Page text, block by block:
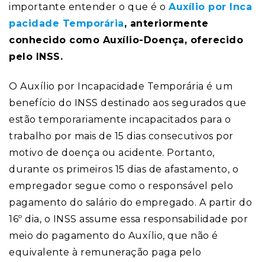
importante entender o que é o Auxílio por Inca
pacidade Temporária, anteriormente
conhecido como Auxílio-Doença, oferecido
pelo INSS.
O Auxílio por Incapacidade Temporária é um
benefício do INSS destinado aos segurados que
estão temporariamente incapacitados para o
trabalho por mais de 15 dias consecutivos por
motivo de doença ou acidente. Portanto,
durante os primeiros 15 dias de afastamento, o
empregador segue como o responsável pelo
pagamento do salário do empregado. A partir do
16º dia, o INSS assume essa responsabilidade por
meio do pagamento do Auxílio, que não é
equivalente à remuneração paga pelo